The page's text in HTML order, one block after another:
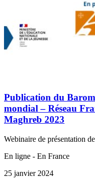
Publication du
mondial – Réseau
Maghreb 2023
Webinaire de présentation
En ligne - En France
25 janvier 2024